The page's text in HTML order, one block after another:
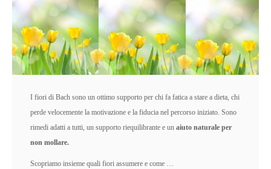
I fiori di Bach sono un ottimo supporto per chi fa fatica a stare a dieta, chi
perde velocemente la motivazione e la fiducia nel percorso iniziato. Sono
rimedi adatti a tutti, un supporto riequilibrante e un aiuto naturale per
non mollare.
Scopriamo insieme quali fiori assumere e come …